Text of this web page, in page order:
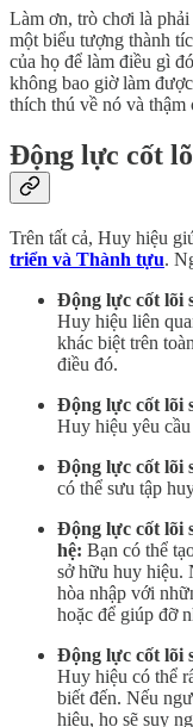
Làm ơn, trò chơi là
một biểu tượng thành
của họ để làm điều gì
không bao giờ làm
thích thú về nó và thậm
Động lực cốt
Trên tất cả, Huy hiệu
triển và Thành tựu.
Động lực cốt lõi
Huy hiệu liên
khác biệt trên
điều đó.
Động lực cốt lõi
Huy hiệu yêu
Động lực cốt lõi
có thể sưu tập
Động lực cốt lõi
hệ: Bạn có thể
sở hữu huy hiệu.
hòa nhập với
hoặc để giúp đỡ
Động lực cốt lõi
Huy hiệu có thể
biết đến. Nếu
hiệu, họ sẽ suy